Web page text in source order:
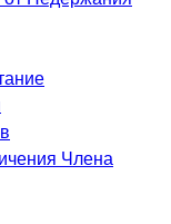
Члена